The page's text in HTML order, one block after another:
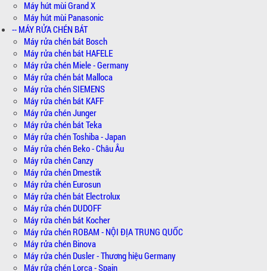
Máy hút mùi Grand X
Máy hút mùi Panasonic
-- MÁY RỬA CHÉN BÁT
Máy rửa chén bát Bosch
Máy rửa chén bát HAFELE
Máy rửa chén Miele - Germany
Máy rửa chén bát Malloca
Máy rửa chén SIEMENS
Máy rửa chén bát KAFF
Máy rửa chén Junger
Máy rửa chén bát Teka
Máy rửa chén Toshiba - Japan
Máy rửa chén Beko - Châu Âu
Máy rửa chén Canzy
Máy rửa chén Dmestik
Máy rửa chén Eurosun
Máy rửa chén bát Electrolux
Máy rửa chén DUDOFF
Máy rửa chén bát Kocher
Máy rửa chén ROBAM - NỘI ĐỊA TRUNG QUỐC
Máy rửa chén Binova
Máy rửa chén Dusler - Thương hiệu Germany
Máy rửa chén Lorca - Spain